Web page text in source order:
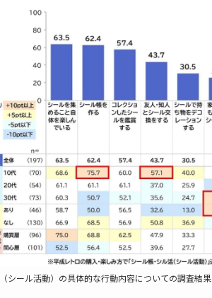
シール活動）の具体的な行動内容についての調査結果